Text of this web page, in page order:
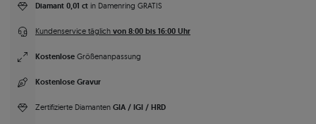
Diamant 0,01 ct in Damenring GRATIS
Kundenservice täglich von 8:00 bis 16:00 Uhr
Kostenlose Größenanpassung
Kostenlose Gravur
Zertifizierte Diamanten GIA / IGI / HRD